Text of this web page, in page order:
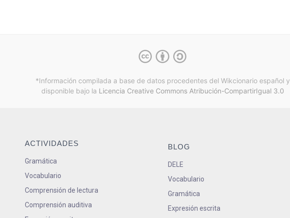
*Información compilada a base de datos procedentes del Wikcionario español y
disponible bajo la Licencia Creative Commons Atribución-CompartirIgual 3.0
ACTIVIDADES
Gramática
Vocabulario
Comprensión de lectura
Comprensión auditiva
BLOG
DELE
Vocabulario
Gramática
Expresión escrita